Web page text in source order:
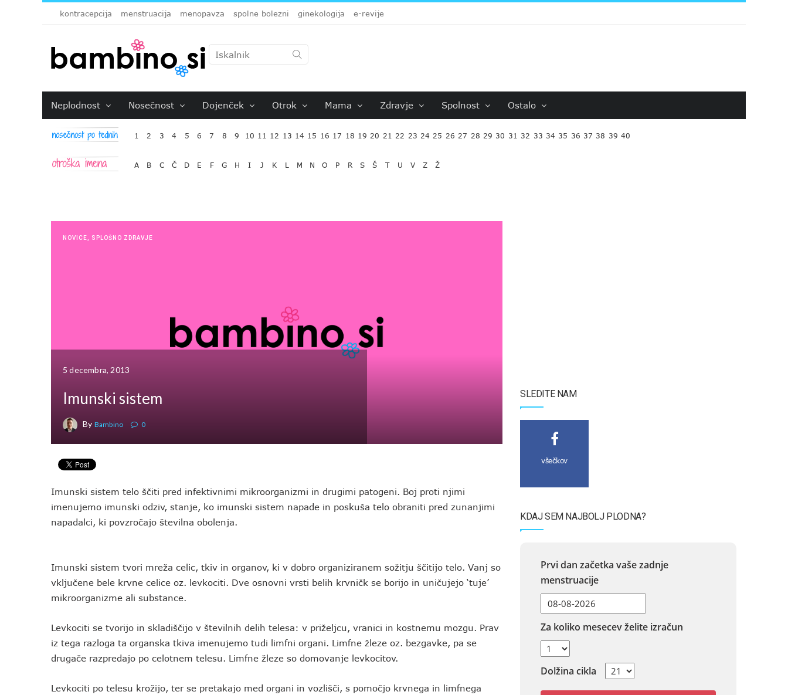
kontracepcija menstruacija menopavza spolne bolezni ginekologija e-revije
Neplodnost Nosečnost Dojenček Otrok Mama Zdravje Spolnost Ostalo
1 2 3 4 5 6 7 8 9 10 11 12 13 14 15 16 17 18 19 20 21 22 23 24 25 26 27 28 29 30 31 32 33 34 35 36 37 38 39 40
A B C Č D E F G H I J K L M N O P R S Š T U V Z Ž
NOVICE SPLOŠNO ZDRAVJE
5 decembra, 2013
Imunski sistem
By Bambino 0
Imunski sistem telo ščiti pred infektivnimi mikroorganizmi in drugimi patogeni. Boj proti njimi
imenujemo imunski odziv, stanje, ko imunski sistem napade in poskuša telo obraniti pred zunanjimi
napadalci, ki povzročajo številna obolenja.
Imunski sistem tvori mreža celic, tkiv in organov, ki v dobro organiziranem sožitju ščitijo telo. Vanj so
vključene bele krvne celice oz. levkociti. Dve osnovni vrsti belih krvničk se borijo in uničujejo ‘tuje’
mikroorganizme ali substance.
Levkociti se tvorijo in skladiščijo v številnih delih telesa: v priželjcu, vranici in kostnemu mozgu. Prav
iz tega razloga ta organska tkiva imenujemo tudi limfni organi. Limfne žleze oz. bezgavke, pa se
drugače razpredajo po celotnem telesu. Limfne žleze so domovanje levkocitov.
Levkociti po telesu krožijo, ter se pretakajo med organi in vozlišči, s pomočjo krvnega in limfnega
SLEDITE NAM
všečkov
KDAJ SEM NAJBOLJ PLODNA?
Prvi dan začetka vaše zadnje
menstruacije
Za koliko mesecev želite izračun
Dolžina cikla